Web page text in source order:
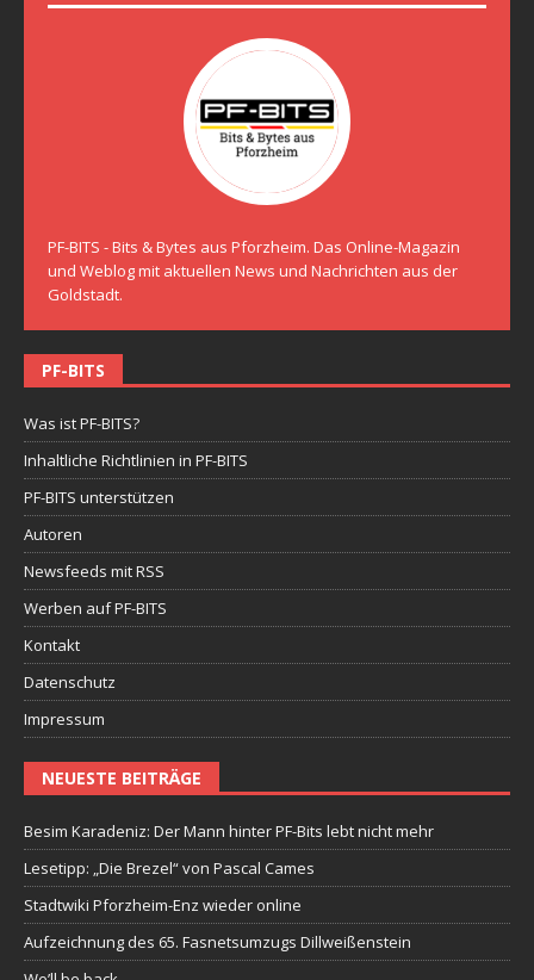
PF-BITS - Bits & Bytes aus Pforzheim. Das Online-Magazin
und Weblog mit aktuellen News und Nachrichten aus der
Goldstadt.
PF-BITS
Was ist PF-BITS?
Inhaltliche Richtlinien in PF-BITS
PF-BITS unterstützen
Autoren
Newsfeeds mit RSS
Werben auf PF-BITS
Kontakt
Datenschutz
Impressum
NEUESTE BEITRÄGE
Besim Karadeniz: Der Mann hinter PF-Bits lebt nicht mehr
Lesetipp: „Die Brezel“ von Pascal Cames
Stadtwiki Pforzheim-Enz wieder online
Aufzeichnung des 65. Fasnetsumzugs Dillweißenstein